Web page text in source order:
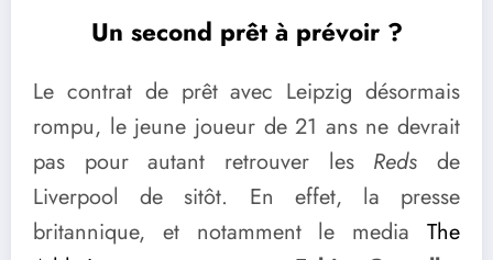
Un second prêt à prévoir ?
Le contrat de prêt avec Leipzig désormais
rompu, le jeune joueur de 21 ans ne devrait
pas pour autant retrouver les Reds de
Liverpool de sitôt. En effet, la presse
britannique, et notamment le media The